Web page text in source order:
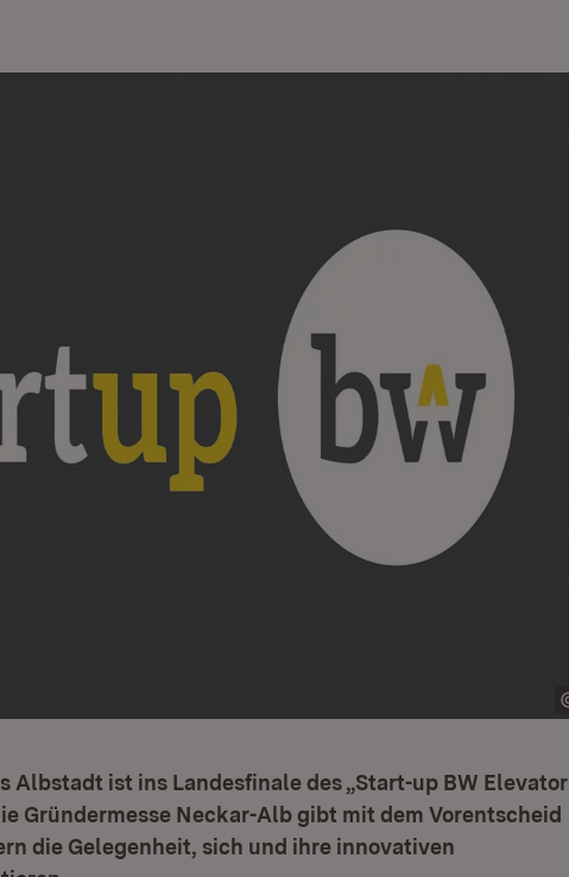
Albstadt ist ins Landesfinale des „Start-up BW Elevator
Gründermesse Neckar-Alb gibt mit dem Vorentscheid
die Gelegenheit, sich und ihre innovativen